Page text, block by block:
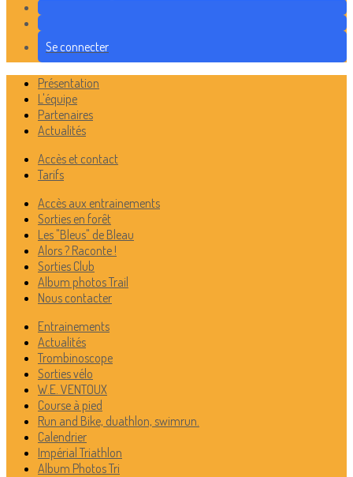
Se connecter
Présentation
L'équipe
Partenaires
Actualités
Accès et contact
Tarifs
Accès aux entrainements
Sorties en forêt
Les "Bleus" de Bleau
Alors ? Raconte !
Sorties Club
Album photos Trail
Nous contacter
Entrainements
Actualités
Trombinoscope
Sorties vélo
W.E. VENTOUX
Course à pied
Run and Bike, duathlon, swimrun.
Calendrier
Impérial Triathlon
Album Photos Tri